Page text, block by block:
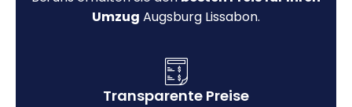
Umzug Augsburg Lissabon.
Transparente Preise